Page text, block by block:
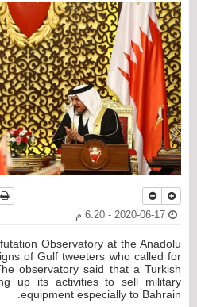
Observatory at the Anadolu
of Gulf tweeters who called for
observatory said that a Turkish
up its activities to sell military
equipment especially to Bahrain.